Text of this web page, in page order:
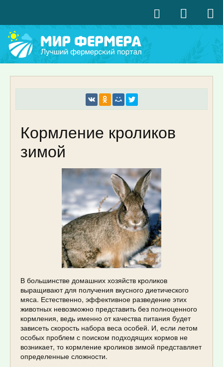
Кормление кроликов
зимой
В большинстве домашних хозяйств кроликов
выращивают для получения вкусного диетического
мяса. Естественно, эффективное разведение этих
животных невозможно представить без полноценного
кормления, ведь именно от качества питания будет
зависеть скорость набора веса особей. И, если летом
особых проблем с поиском подходящих кормов не
возникает, то кормление кроликов зимой представляет
определенные сложности.